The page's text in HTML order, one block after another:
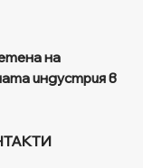
на
индустрия в